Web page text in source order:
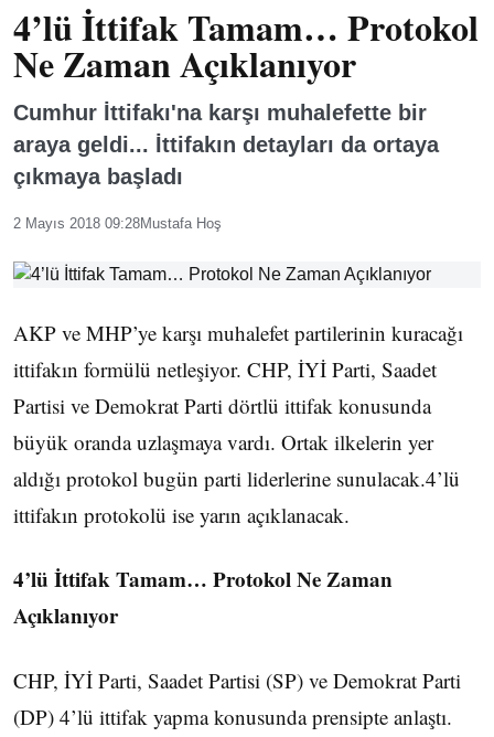
4’lü İttifak Tamam… Protokol
Ne Zaman Açıklanıyor
Cumhur İttifakı'na karşı muhalefette bir
araya geldi... İttifakın detayları da ortaya
çıkmaya başladı
2 Mayıs 2018 09:28Mustafa Hoş
AKP ve MHP’ye karşı muhalefet partilerinin kuracağı
ittifakın formülü netleşiyor. CHP, İYİ Parti, Saadet
Partisi ve Demokrat Parti dörtlü ittifak konusunda
büyük oranda uzlaşmaya vardı. Ortak ilkelerin yer
aldığı protokol bugün parti liderlerine sunulacak.4’lü
ittifakın protokolü ise yarın açıklanacak.
4’lü İttifak Tamam… Protokol Ne Zaman
Açıklanıyor
CHP, İYİ Parti, Saadet Partisi (SP) ve Demokrat Parti
(DP) 4’lü ittifak yapma konusunda prensipte anlaştı.